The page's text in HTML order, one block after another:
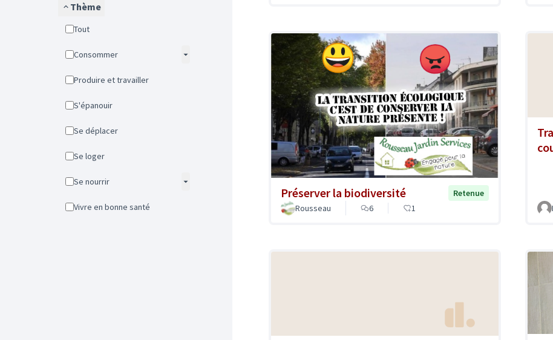
Thème
Tout
Consommer
Produire et travailler
S'épanouir
Se déplacer
Se loger
Se nourrir
Vivre en bonne santé
Préserver la biodiversité
Retenue
Rousseau
6 1